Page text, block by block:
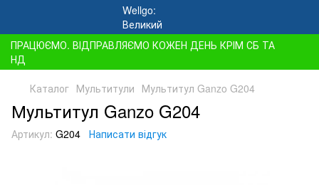
ПРАЦЮЄМО. ВІДПРАВЛЯЄМО КОЖЕН ДЕНЬ КРІМ СБ ТА
НД
Каталог Мультитули Мультитул Ganzo G204
Мультитул Ganzo G204
Артикул: G204 Написати відгук